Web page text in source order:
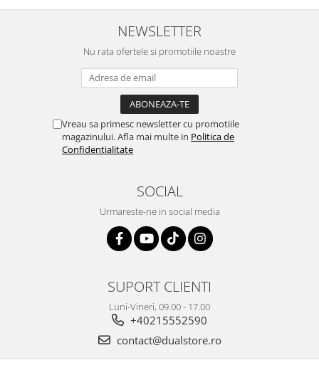
NEWSLETTER
Nu rata ofertele si promotiile noastre
Vreau sa primesc newsletter cu promotiile
magazinului. Afla mai multe in Politica de
Confidentialitate
SOCIAL
Urmareste-ne in social media
SUPORT CLIENTI
Luni-Vineri, 09.00 - 17.00
+40215552590
contact@dualstore.ro